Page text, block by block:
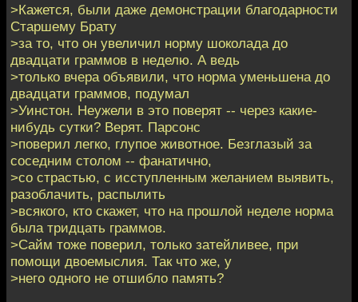
>Кажется, были даже демонстрации благодарности
Старшему Брату
>за то, что он увеличил норму шоколада до
двадцати граммов в неделю. А ведь
>только вчера объявили, что норма уменьшена до
двадцати граммов, подумал
>Уинстон. Неужели в это поверят -- через какие-
нибудь сутки? Верят. Парсонс
>поверил легко, глупое животное. Безглазый за
соседним столом -- фанатично,
>со страстью, с исступленным желанием выявить,
разоблачить, распылить
>всякого, кто скажет, что на прошлой неделе норма
была тридцать граммов.
>Сайм тоже поверил, только затейливее, при
помощи двоемыслия. Так что же, у
>него одного не отшибло память?